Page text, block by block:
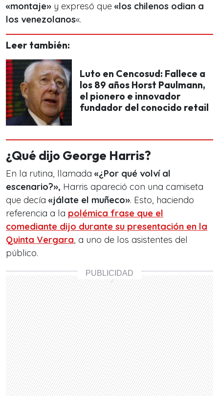
«montaje» y expresó que «los chilenos odian a
los venezolanos«.
Leer también:
Luto en Cencosud: Fallece a
los 89 años Horst Paulmann,
el pionero e innovador
fundador del conocido retail
¿Qué dijo George Harris?
En la rutina, llamada «¿Por qué volví al
escenario?», Harris apareció con una camiseta
que decía «jálate el muñeco». Esto, haciendo
referencia a la polémica frase que el
comediante dijo durante su presentación en la
Quinta Vergara, a uno de los asistentes del
público.